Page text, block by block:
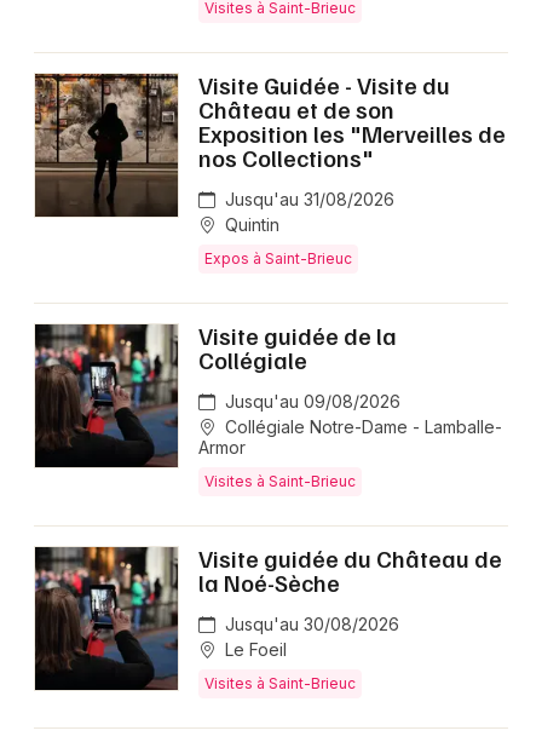
Visites à Saint-Brieuc
Visite Guidée - Visite du
Château et de son
Exposition les "Merveilles de
nos Collections"
Jusqu'au 31/08/2026
Quintin
Expos à Saint-Brieuc
Visite guidée de la
Collégiale
Jusqu'au 09/08/2026
Collégiale Notre-Dame - Lamballe-
Armor
Visites à Saint-Brieuc
Visite guidée du Château de
la Noé-Sèche
Jusqu'au 30/08/2026
Le Foeil
Visites à Saint-Brieuc